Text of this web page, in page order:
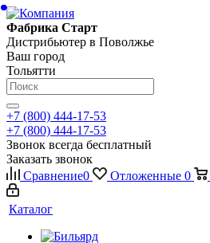
Фабрика Старт
Дистрибьютер в Поволжье
Ваш город
Тольятти
+7 (800) 444-17-53
+7 (800) 444-17-53
Звонок всегда бесплатный
Заказать звонок
Сравнение0 Отложенные 0
Каталог